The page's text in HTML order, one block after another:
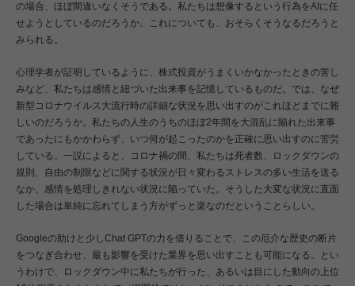
の場合、ほぼ間違いなくそうである。私たちは想像するという行為をAIに任
せようとしているのだろうか。これについても、おそらくそうなるだろうと
みられる。
心理学者が証明しているように、株式投資がうまくいかなかったときの苦し
みなど、私たちは感情と紐づいた出来事を記憶しているものだ。では、なぜ
新型コロナウイルス大流行時の詳細な状況を思い出すのがこれほどまでに難
しいのだろうか。私たちの人生のうちのほぼ2年間を大混乱に陥れた出来事
であったにもかかわらず、いつ何が起こったのかを正確に思い出すのに苦労
している。一説によると、コロナ禍の間、私たちは死者数、ロックダウンの
規則、自由の制限などに関する状況が日々変わるストレスの多い生活を送る
なか、感情を処理しきれない状況に陥っていた。そうした大変な状況に直面
した場合は単純に忘れてしまう方がずっと楽なのだということらしい。
Googleの助けと少しChat GPTの力を借りることで、この厄介な歴史の断片
をつなぎ合わせ、最も影響を受けた業界を思い出すことも可能になる。とい
うわけで、ロックダウン中に私たちが行った、あるいは目にした動向の上位